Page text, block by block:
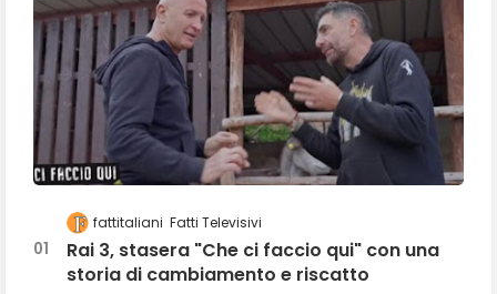
fattitaliani Fatti Televisivi
Rai 3, stasera "Che ci faccio qui" con una
storia di cambiamento e riscatto